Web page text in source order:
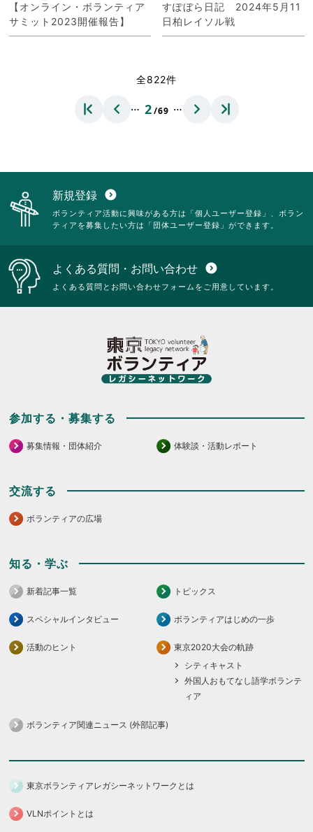
【オンライン・ボランティア
サミット2023開催報告】
すぽぼら日記 2024年5月11
日柏レイソル戦
全822件
… 2/69 …
新規登録 expand_circle_down
ボランティア活動に興味がある方は「個人ユーザー登録」、ボラン
ティアを募集したい方は「団体ユーザー登録」ができます。
よくある質問・お問い合わせ expand_circle_down
よくある質問とお問い合わせフォームをご用意しています。
参加する・募集する
募集情報・団体紹介 体験談・活動レポート
交流する
ボランティアの広場
知る・学ぶ
新着記事一覧 トピックス
スペシャルインタビュー ボランティアはじめの一歩
活動のヒント
東京2020大会の軌跡
シティキャスト
外国人おもてなし語学ボランテ
ィア
ボランティア関連ニュース (外部記事)
東京ボランティアレガシーネットワークとは
VLNポイントとは